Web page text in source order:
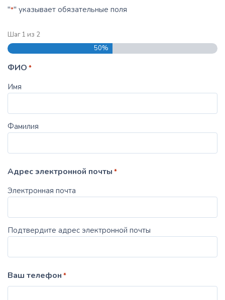
"*" указывает обязательные поля
Шаг1 из 2
50%
ФИО *
Имя
Фамилия
Адрес электронной почты *
Электронная почта
Подтвердите адрес электронной почты
Ваш телефон *